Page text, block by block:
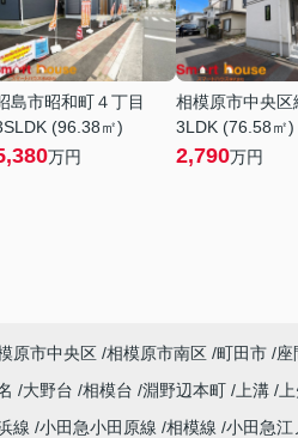
島市昭和町４丁目
(96.38㎡)
万円
相模原市中央区
3LDK (76.58㎡)
2,790万円
原市中央区 相模原市南区 町田市 座
大野台 相模台 淵野辺本町 上溝
線 小田急小田原線 相模線 小田急江